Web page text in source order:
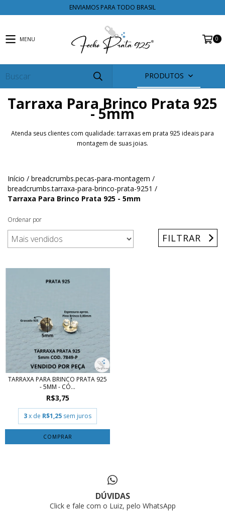
ENVIAMOS PARA TODO BRASIL
MENU 0
PRODUTOS
Tarraxa Para Brinco Prata 925
- 5mm
Atenda seus clientes com qualidade: tarraxas em prata 925 ideais para
montagem de suas joias.
Início / breadcrumbs.pecas-para-montagem /
breadcrumbs.tarraxa-para-brinco-prata-9251 /
Tarraxa Para Brinco Prata 925 - 5mm
Ordenar por
FILTRAR
TARRAXA PARA BRINCO PRATA 925
- 5MM - CÓ...
R$3,75
3x de R$1,25 sem juros
COMPRAR
DÚVIDAS
Click e fale com o Luiz, pelo WhatsApp